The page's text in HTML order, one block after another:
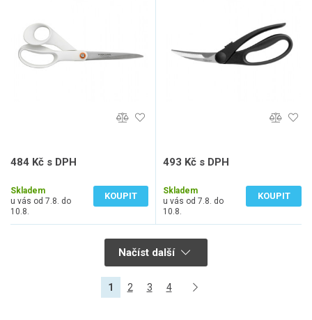
484 Kč s DPH
Skladem
u vás od 7.8. do
10.8.
KOUPIT
493 Kč s DPH
Skladem
u vás od 7.8. do
10.8.
KOUPIT
Načíst další
1 2 3 4